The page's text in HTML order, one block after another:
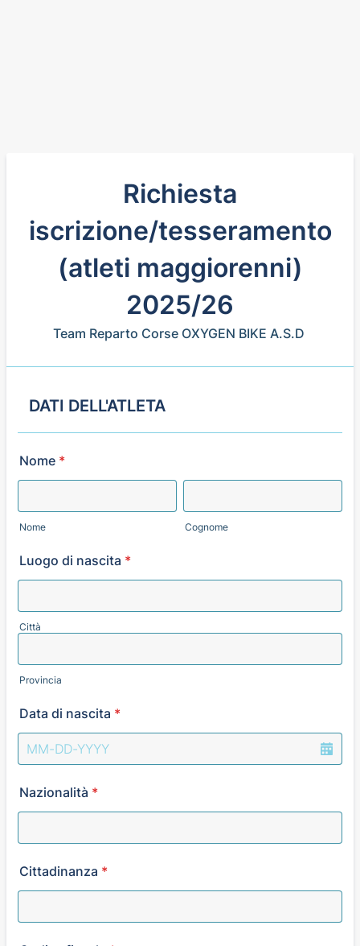
Richiesta
iscrizione/tesseramento
(atleti maggiorenni)
2025/26
Team Reparto Corse OXYGEN BIKE A.S.D
DATI DELL'ATLETA
Nome *
Nome Cognome
Luogo di nascita *
Città
Provincia
Data di nascita *
Nazionalità *
Cittadinanza *